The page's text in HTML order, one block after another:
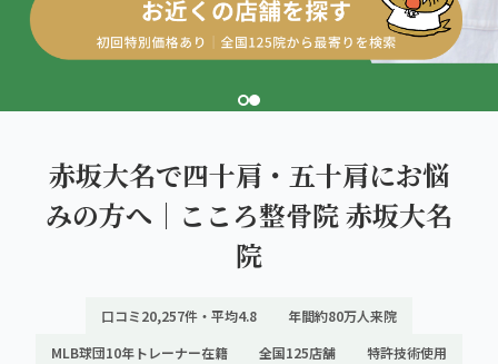
ぎっくり腰
寝違え
姿勢矯正
疲労回復
高田馬場エリア（2院）
立川エリア（2院）
メディア・実績
お知らせ
コラム
赤坂大名で四十肩・五十肩にお悩
みの方へ｜こころ整骨院 赤坂大名
院
口コミ20,257件・平均4.8
年間約80万人来院
MLB球団10年トレーナー在籍
全国125店舗 特許技術使用